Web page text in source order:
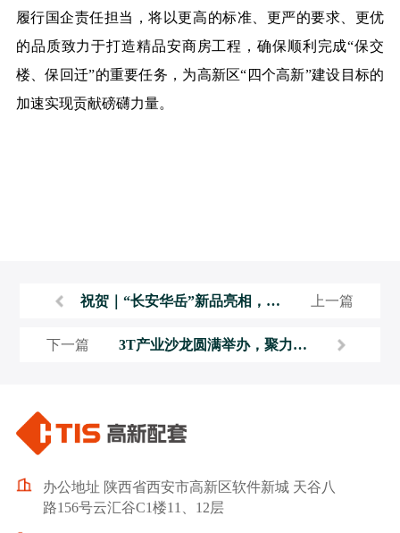
履行国企责任担当，将以更高的标准、更严的要求、更优
的品质致力于打造精品安商房工程，确保顺利完成“保交
楼、保回迁”的重要任务，为高新区“四个高新”建设目标的
加速实现贡献磅礴力量。
祝贺｜“长安华岳”新品亮相，长
上一篇
下一篇
3T产业沙龙圆满举办，聚力共
办公地址 陕西省西安市高新区软件新城 天谷八
路156号云汇谷C1楼11、12层